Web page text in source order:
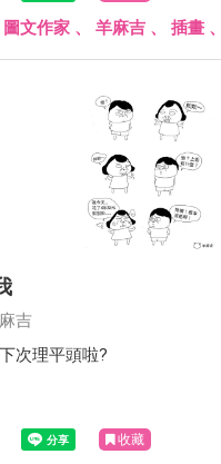
圖文作家 、 羊麻吉 、 插畫 、
吉
次理平頭啦?
收藏